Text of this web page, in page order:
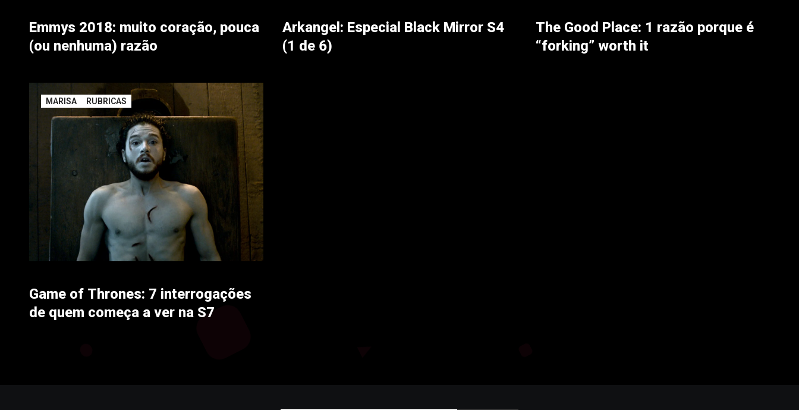
Emmys 2018: muito coração, pouca
(ou nenhuma) razão
Arkangel: Especial Black Mirror S4
(1 de 6)
The Good Place: 1 razão porque é
“forking” worth it
MARISA RUBRICAS
Game of Thrones: 7 interrogações
de quem começa a ver na S7